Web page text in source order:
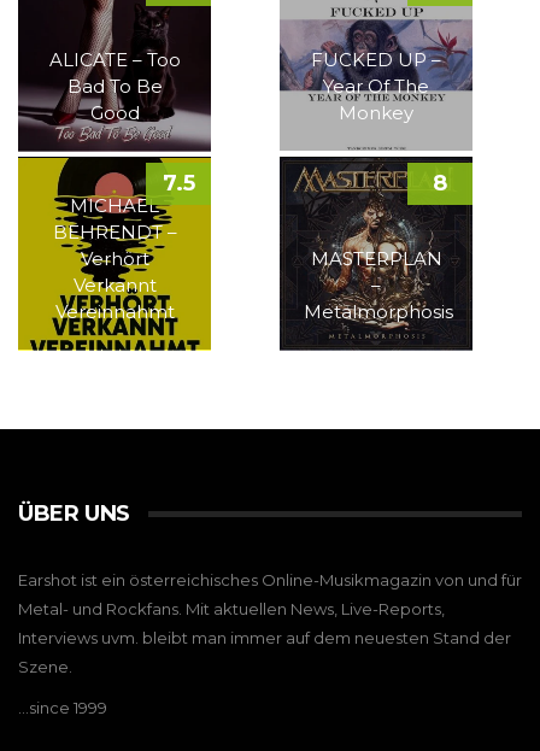
ALICATE – Too
Bad To Be
Good
FUCKED UP –
Year Of The
Monkey
MICHAEL
BEHRENDT –
Verhört
Verkannt
Vereinnahmt
7.5
MASTERPLAN
–
Metalmorphosis
8
ÜBER UNS
Earshot ist ein österreichisches Online-Musikmagazin von und für
Metal- und Rockfans. Mit aktuellen News, Live-Reports,
Interviews uvm. bleibt man immer auf dem neuesten Stand der
Szene.
…since 1999